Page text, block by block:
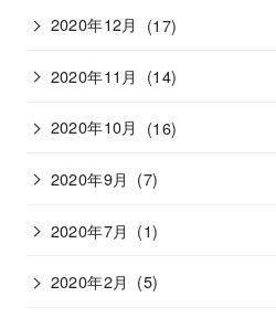
2020年12月 (17)
2020年11月 (14)
2020年10月 (16)
2020年9月 (7)
2020年7月 (1)
2020年2月 (5)